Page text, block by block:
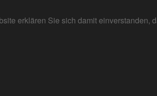
erklären Sie sich damit einverstanden,